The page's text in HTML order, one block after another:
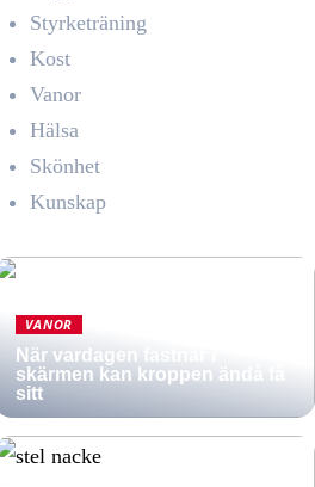
Styrketräning
Kost
Vanor
Hälsa
Skönhet
Kunskap
VANOR
När vardagen fastnar i
skärmen kan kroppen ändå få
sitt